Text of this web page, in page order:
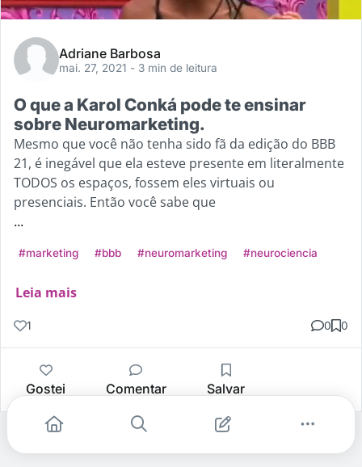
Adriane Barbosa
mai. 27, 2021 - 3 min de leitura
O que a Karol Conká pode te ensinar
sobre Neuromarketing.
Mesmo que você não tenha sido fã da edição do BBB
21, é inegável que ela esteve presente em literalmente
TODOS os espaços, fossem eles virtuais ou
presenciais. Então você sabe que
...
#marketing #bbb #neuromarketing #neurociencia
Leia mais
1 0 0
Gostei Comentar Salvar